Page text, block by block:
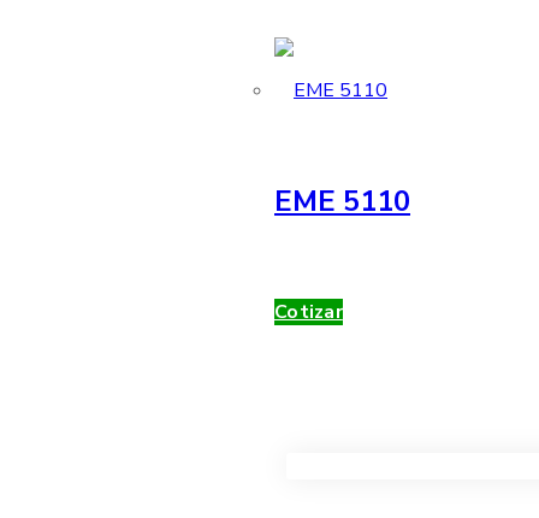
EME 5110
Cotizar